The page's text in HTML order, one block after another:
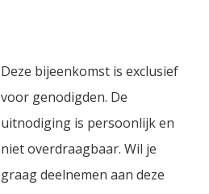
Deze bijeenkomst is exclusief
voor genodigden. De
uitnodiging is persoonlijk en
niet overdraagbaar. Wil je
graag deelnemen aan deze